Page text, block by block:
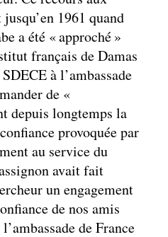
1961 quand
a été « approché »
français de Damas
à l’ambassade
de «
depuis longtemps la
provoquée par
au service du
avait fait
un engagement
de nos amis
de France